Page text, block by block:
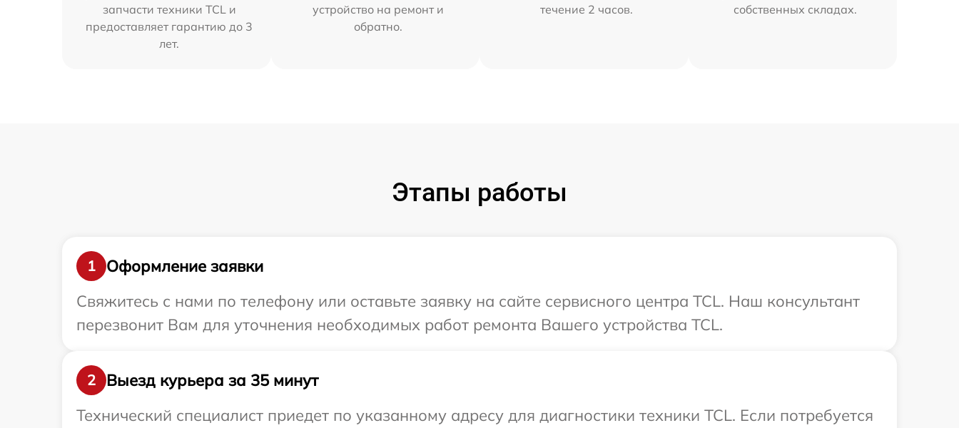
запчасти техники TCL и
предоставляет гарантию до 3
лет.
устройство на ремонт и
обратно.
течение 2 часов.
собственных складах.
Этапы работы
1
Оформление заявки
Свяжитесь с нами по телефону или оставьте заявку на сайте сервисного центра TCL. Наш консультант
перезвонит Вам для уточнения необходимых работ ремонта Вашего устройства TCL.
2
Выезд курьера за 35 минут
Технический специалист приедет по указанному адресу для диагностики техники TCL. Если потребуется